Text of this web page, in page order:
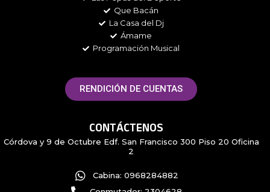
Que Bacán
La Casa del Dj
Ámame
Programación Musical
RENDICIÓN DE CUENTAS
CONTÁCTENOS
Córdova y 9 de Octubre Edf. San Francisco 300 Piso 20 Oficina
2
Cabina: 0968284882